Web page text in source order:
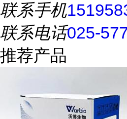
联系手机
联系电话025-
推荐产品